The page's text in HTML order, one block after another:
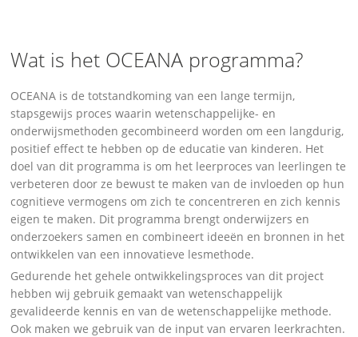
Wat is het OCEANA programma?
OCEANA is de totstandkoming van een lange termijn,
stapsgewijs proces waarin wetenschappelijke- en
onderwijsmethoden gecombineerd worden om een langdurig,
positief effect te hebben op de educatie van kinderen. Het
doel van dit programma is om het leerproces van leerlingen te
verbeteren door ze bewust te maken van de invloeden op hun
cognitieve vermogens om zich te concentreren en zich kennis
eigen te maken. Dit programma brengt onderwijzers en
onderzoekers samen en combineert ideeën en bronnen in het
ontwikkelen van een innovatieve lesmethode.
Gedurende het gehele ontwikkelingsproces van dit project
hebben wij gebruik gemaakt van wetenschappelijk
gevalideerde kennis en van de wetenschappelijke methode.
Ook maken we gebruik van de input van ervaren leerkrachten.